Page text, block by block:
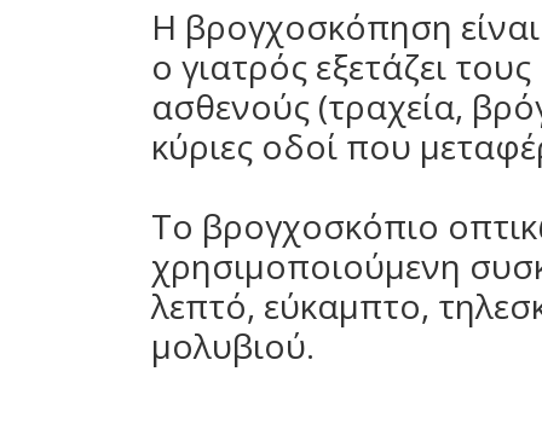
Η βρογχοσκόπηση
ο γιατρός εξετάζει
ασθενούς (τραχεία,
κύριες οδοί που
Το βρογχοσκόπιο
χρησιμοποιούμενη
λεπτό, εύκαμπτο,
μολυβιού.